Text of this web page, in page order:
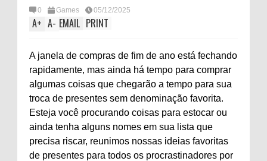
0 Games 05/12/2025
A+ A- EMAIL PRINT
A janela de compras de fim de ano está fechando
rapidamente, mas ainda há tempo para comprar
algumas coisas que chegarão a tempo para sua
troca de presentes sem denominação favorita.
Esteja você procurando coisas para estocar ou
ainda tenha alguns nomes em sua lista que
precisa riscar, reunimos nossas ideias favoritas
de presentes para todos os procrastinadores por